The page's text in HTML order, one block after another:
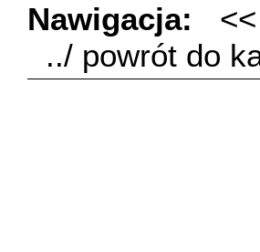
Nawigacja:
../ powrót do